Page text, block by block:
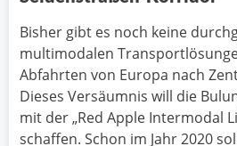
Bisher gibt es noch keine
multimodalen
Abfahrten von Europa nach
Dieses Versäumnis will die
mit der „Red Apple Intermodal
schaffen. Schon im Jahr 2020